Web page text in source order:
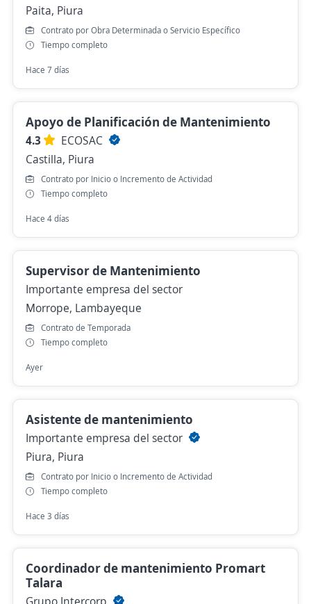
Paita, Piura
Contrato por Obra Determinada o Servicio Específico
Tiempo completo
Hace 7 días
Apoyo de Planificación de Mantenimiento
4.3
ECOSAC
Castilla, Piura
Contrato por Inicio o Incremento de Actividad
Tiempo completo
Hace 4 días
Supervisor de Mantenimiento
Importante empresa del sector
Morrope, Lambayeque
Contrato de Temporada
Tiempo completo
Ayer
Asistente de mantenimiento
Importante empresa del sector
Piura, Piura
Contrato por Inicio o Incremento de Actividad
Tiempo completo
Hace 3 días
Coordinador de mantenimiento Promart
Talara